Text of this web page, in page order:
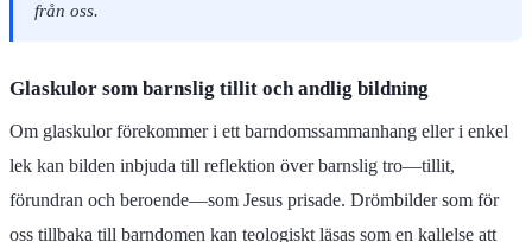
från oss.
Glaskulor som barnslig tillit och andlig bildning
Om glaskulor förekommer i ett barndomssammanhang eller i enkel
lek kan bilden inbjuda till reflektion över barnslig tro—tillit,
förundran och beroende—som Jesus prisade. Drömbilder som för
oss tillbaka till barndomen kan teologiskt läsas som en kallelse att